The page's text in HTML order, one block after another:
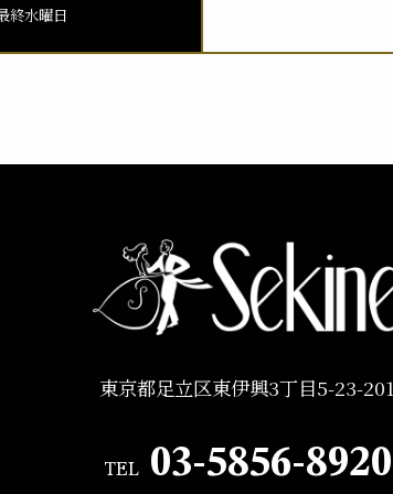
終水曜日
東京都足立区東伊興3丁目5-23-201
TEL 03-5856-8920